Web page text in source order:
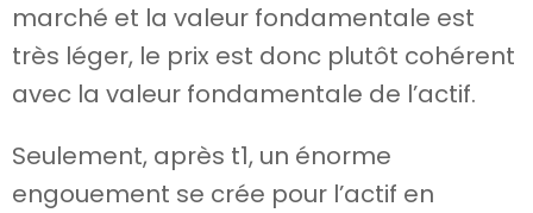
marché et la valeur fondamentale est
très léger, le prix est donc plutôt cohérent
avec la valeur fondamentale de l’actif.
Seulement, après t1, un énorme
engouement se crée pour l’actif en